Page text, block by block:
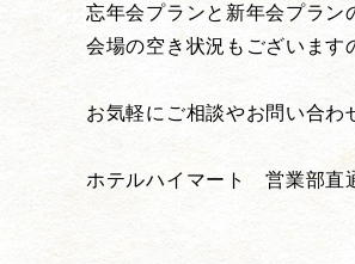
忘年会プランと新年会プラン
会場の空き状況もございます
お気軽にご相談やお問い合わ
ホテルハイマート 営業部直